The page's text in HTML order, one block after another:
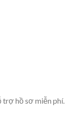
trợ hồ sơ miễn phí.